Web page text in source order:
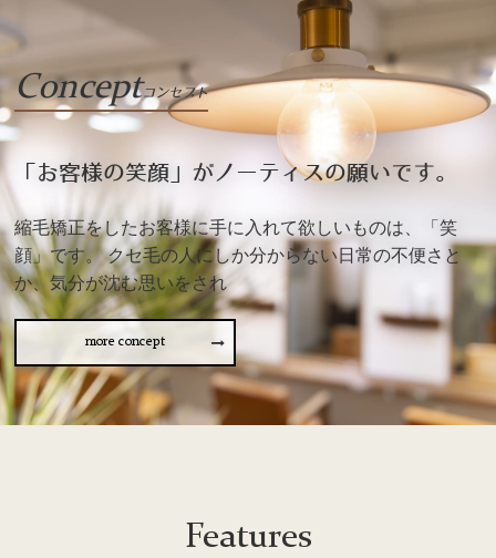
Conceptコンセプト
「お客様の笑顔」がノーティスの願いです。
縮毛矯正をしたお客様に手に入れて欲しいものは、「笑
顔」です。 クセ毛の人にしか分からない日常の不便さと
か、気分が沈む思いをされ
more concept
Features